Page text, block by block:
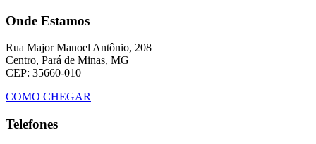
Onde Estamos
Rua Major Manoel Antônio, 208
Centro, Pará de Minas, MG
CEP: 35660-010
COMO CHEGAR
Telefones